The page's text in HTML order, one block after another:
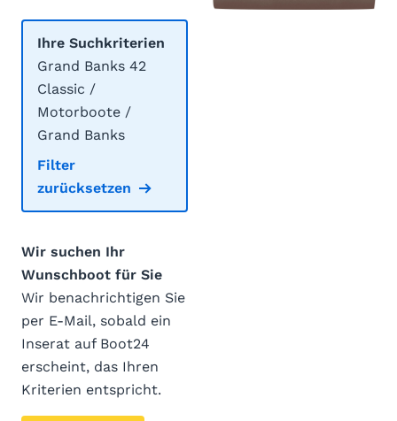
Ihre Suchkriterien
Grand Banks 42
Classic /
Motorboote /
Grand Banks
Filter
zurücksetzen
Wir suchen Ihr
Wunschboot für Sie
Wir benachrichtigen Sie
per E-Mail, sobald ein
Inserat auf Boot24
erscheint, das Ihren
Kriterien entspricht.